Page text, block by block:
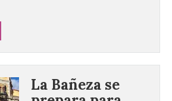
La Bañeza se